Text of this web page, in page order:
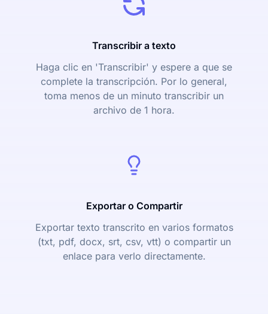
Transcribir a texto
Haga clic en 'Transcribir' y espere a que se
complete la transcripción. Por lo general,
toma menos de un minuto transcribir un
archivo de 1 hora.
Exportar o Compartir
Exportar texto transcrito en varios formatos
(txt, pdf, docx, srt, csv, vtt) o compartir un
enlace para verlo directamente.